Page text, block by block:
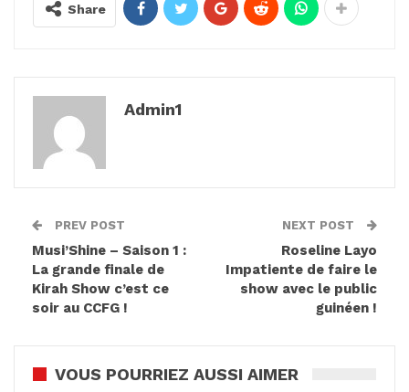
Share
Admin1
PREV POST
Musi’Shine – Saison 1 :
La grande finale de
Kirah Show c’est ce
soir au CCFG !
NEXT POST
Roseline Layo
Impatiente de faire le
show avec le public
guinéen !
VOUS POURRIEZ AUSSI AIMER